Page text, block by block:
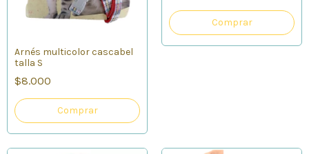
Arnés multicolor cascabel
talla S
$8.000
Comprar
Comprar